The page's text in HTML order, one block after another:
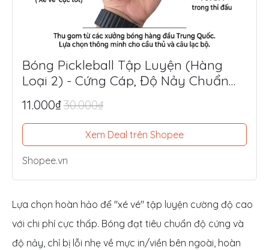
Bóng Pickleball Tập Luyện (Hàng
Loại 2) - Cứng Cáp, Độ Nảy Chuẩn
Thi Đấu, Siêu Tiết Kiệm
11.000₫30.000₫
Xem Deal trên Shopee
Shopee.vn
Lựa chọn hoàn hảo để "xé vé" tập luyện cường độ cao
với chi phí cực thấp. Bóng đạt tiêu chuẩn độ cứng và
độ nảy, chỉ bị lỗi nhẹ về mực in/viền bên ngoài, hoàn